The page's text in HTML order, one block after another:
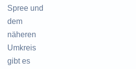
Spree und
dem
näheren
Umkreis
gibt es